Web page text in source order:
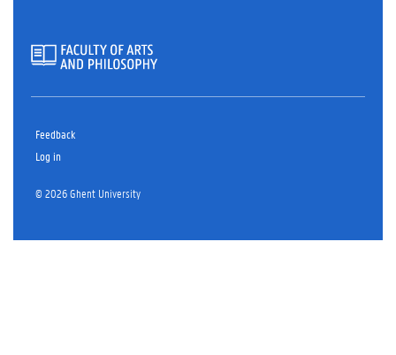
Feedback
Log in
© 2026 Ghent University